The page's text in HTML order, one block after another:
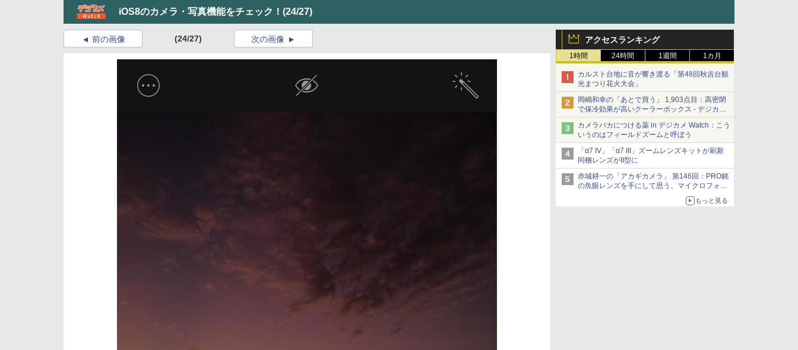
iOS8のカメラ・写真機能をチェック！ (24/27)
アクセスランキング
1時間 24時間 1週間 1カ月
カルスト台地に音が響き渡る「第48回秋吉台観
光まつり花火大会」
岡嶋和幸の「あとで買う」 1,903点目：高密閉
で保冷効果が高いクーラーボックス - デジカメ
Watch
カメラバカにつける薬 in デジカメ Watch：こう
いうのはフィールドズームと呼ぼう
「α7 IV」「α7 III」ズームレンズキットが刷新
同梱レンズがII型に
赤城耕一の「アカギカメラ」 第146回：PRO銘
の魚眼レンズを手にして思う、マイクロフォー
もっと見る
前の画像 (24/27) 次の画像